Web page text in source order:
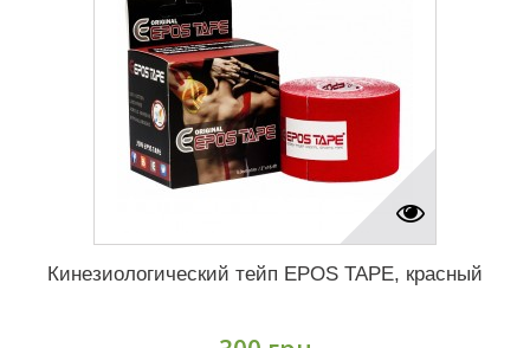
Кинезиологический тейп EPOS TAPE, красный